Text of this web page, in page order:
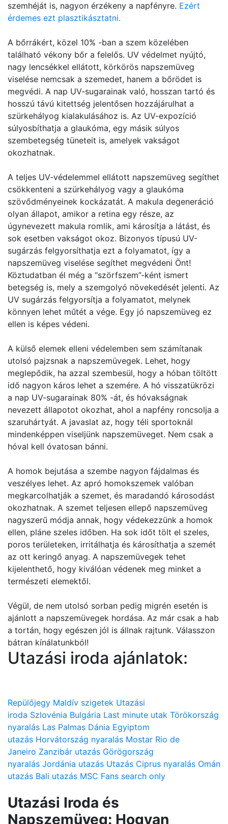
szemhéját is, nagyon érzékeny a napfényre. Ezért
érdemes ezt plasztikásztatni.
A bőrrákért, közel 10% -ban a szem közelében
található vékony bőr a felelős. UV védelmet nyújtó,
nagy lencsékkel ellátott, körkörös napszemüveg
viselése nemcsak a szemedet, hanem a bőrödet is
megvédi. A nap UV-sugarainak való, hosszan tartó és
hosszú távú kitettség jelentősen hozzájárulhat a
szürkehályog kialakulásához is. Az UV-expozíció
súlyosbíthatja a glaukóma, egy másik súlyos
szembetegség tüneteit is, amelyek vakságot
okozhatnak.
A teljes UV-védelemmel ellátott napszemüveg segíthet
csökkenteni a szürkehályog vagy a glaukóma
szövődményeinek kockázatát. A makula degeneráció
olyan állapot, amikor a retina egy része, az
úgynevezett makula romlik, ami károsítja a látást, és
sok esetben vakságot okoz. Bizonyos típusú UV-
sugárzás felgyorsíthatja ezt a folyamatot, így a
napszemüveg viselése segíthet megvédeni Önt!
Köztudatban él még a “szörfszem”-ként ismert
betegség is, mely a szemgolyó növekedését jelenti. Az
UV sugárzás felgyorsítja a folyamatot, melynek
könnyen lehet műtét a vége. Egy jó napszemüveg ez
ellen is képes védeni.
A külső elemek elleni védelemben sem számítanak
utolsó pajzsnak a napszemüvegek. Lehet, hogy
meglepődik, ha azzal szembesül, hogy a hóban töltött
idő nagyon káros lehet a szemére. A hó visszatükrözi
a nap UV-sugarainak 80% -át, és hóvakságnak
nevezett állapotot okozhat, ahol a napfény roncsolja a
szaruhártyát. A javaslat az, hogy téli sportoknál
mindenképpen viseljünk napszemüveget. Nem csak a
hóval kell óvatosan bánni.
A homok bejutása a szembe nagyon fájdalmas és
veszélyes lehet. Az apró homokszemek valóban
megkarcolhatják a szemet, és maradandó károsodást
okozhatnak. A szemet teljesen ellepő napszemüveg
nagyszerű módja annak, hogy védekezzünk a homok
ellen, pláne szeles időben. Ha sok időt tölt el szeles,
poros területeken, irritálhatja és károsíthatja a szemét
az ott keringő anyag. A napszemüvegek tehet
kijelenthető, hogy kiválóan védenek meg minket a
természeti elemektől.
Végül, de nem utolsó sorban pedig migrén esetén is
ajánlott a napszemüvegek hordása. Az már csak a hab
a tortán, hogy egészen jól is állnak rajtunk. Válasszon
bátran kínálatunkból!
Utazási iroda ajánlatok:
Repülőjegy Maldív szigetek Utazási
iroda Szlovénia Bulgária Last minute utak Törökország
nyaralás Las Palmas Dánia Egyiptom
utazás Horvátország nyaralás Mostar Rio de
Janeiro Zanzibár utazás Görögország
nyaralás Jordánia utazás Utazás Ciprus nyaralás Omán
utazás Bali utazás MSC Fans search only
Utazási Iroda és
Napszemüveg: Hogyan